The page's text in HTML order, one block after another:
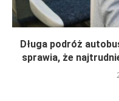
Długa podróż
sprawia, że